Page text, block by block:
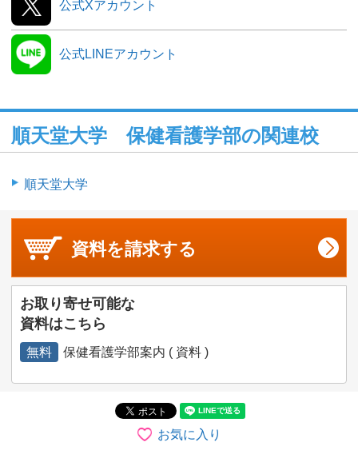
公式Xアカウント
公式LINEアカウント
順天堂大学 保健看護学部の関連校
順天堂大学
資料を請求する
お取り寄せ可能な
資料はこちら
無料 保健看護学部案内 ( 資料 )
お気に入り